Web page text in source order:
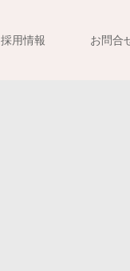
採用情報 お問合